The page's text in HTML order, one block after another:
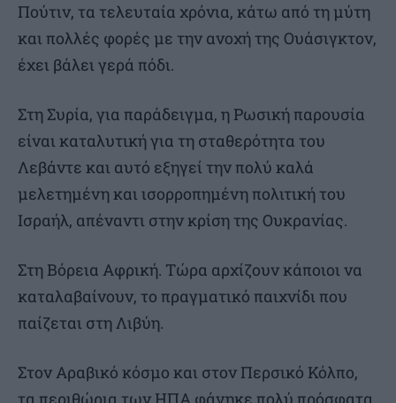
Πούτιν, τα τελευταία χρόνια, κάτω από τη μύτη
και πολλές φορές με την ανοχή της Ουάσιγκτον,
έχει βάλει γερά πόδι.
Στη Συρία, για παράδειγμα, η Ρωσική παρουσία
είναι καταλυτική για τη σταθερότητα του
Λεβάντε και αυτό εξηγεί την πολύ καλά
μελετημένη και ισορροπημένη πολιτική του
Ισραήλ, απέναντι στην κρίση της Ουκρανίας.
Στη Βόρεια Αφρική. Τώρα αρχίζουν κάποιοι να
καταλαβαίνουν, το πραγματικό παιχνίδι που
παίζεται στη Λιβύη.
Στον Αραβικό κόσμο και στον Περσικό Κόλπο,